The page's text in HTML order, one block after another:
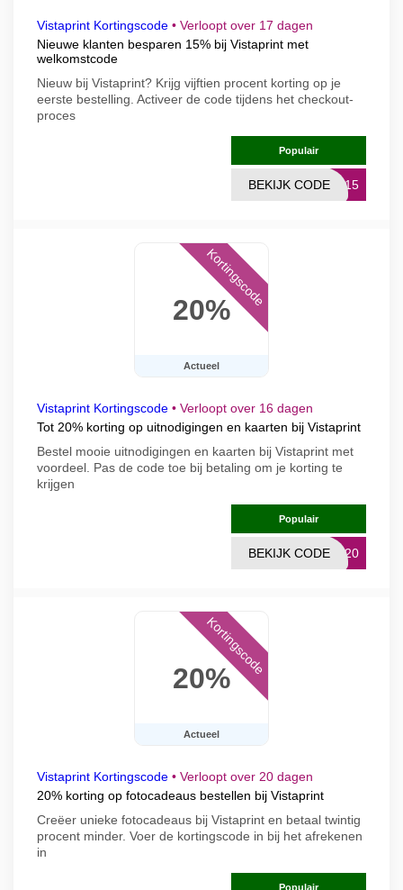
Vistaprint Kortingscode • Verloopt over 17 dagen
Nieuwe klanten besparen 15% bij Vistaprint met
welkomstcode
Nieuw bij Vistaprint? Krijg vijftien procent korting op je
eerste bestelling. Activeer de code tijdens het checkout-
proces
Populair
UW15
BEKIJK CODE
20%
Actueel
Kortingscode
Vistaprint Kortingscode • Verloopt over 16 dagen
Tot 20% korting op uitnodigingen en kaarten bij Vistaprint
Bestel mooie uitnodigingen en kaarten bij Vistaprint met
voordeel. Pas de code toe bij betaling om je korting te
krijgen
Populair
NG20
BEKIJK CODE
20%
Actueel
Kortingscode
Vistaprint Kortingscode • Verloopt over 20 dagen
20% korting op fotocadeaus bestellen bij Vistaprint
Creëer unieke fotocadeaus bij Vistaprint en betaal twintig
procent minder. Voer de kortingscode in bij het afrekenen
in
Populair